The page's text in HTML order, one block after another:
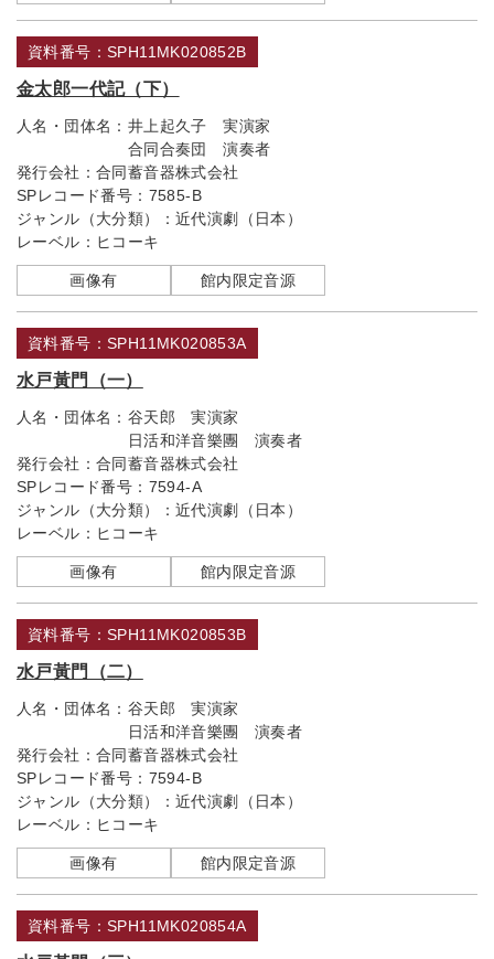
資料番号：SPH11MK020852B
金太郎一代記（下）
人名・団体名： 井上起久子 実演家
合同合奏団 演奏者
発行会社： 合同蓄音器株式会社
SPレコード番号： 7585-B
ジャンル（大分類）： 近代演劇（日本）
レーベル： ヒコーキ
画像有 館内限定音源
資料番号：SPH11MK020853A
水戸黃門（一）
人名・団体名： 谷天郎 実演家
日活和洋音樂團 演奏者
発行会社： 合同蓄音器株式会社
SPレコード番号： 7594-A
ジャンル（大分類）： 近代演劇（日本）
レーベル： ヒコーキ
画像有 館内限定音源
資料番号：SPH11MK020853B
水戸黃門（二）
人名・団体名： 谷天郎 実演家
日活和洋音樂團 演奏者
発行会社： 合同蓄音器株式会社
SPレコード番号： 7594-B
ジャンル（大分類）： 近代演劇（日本）
レーベル： ヒコーキ
画像有 館内限定音源
資料番号：SPH11MK020854A